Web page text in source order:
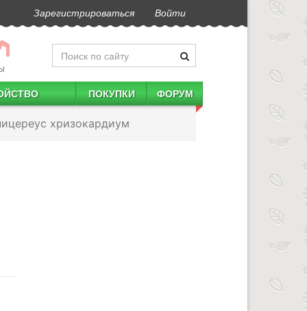
Зарегистрироваться Войти
ПОКУПКИ ФОРУМ
хризокардиум